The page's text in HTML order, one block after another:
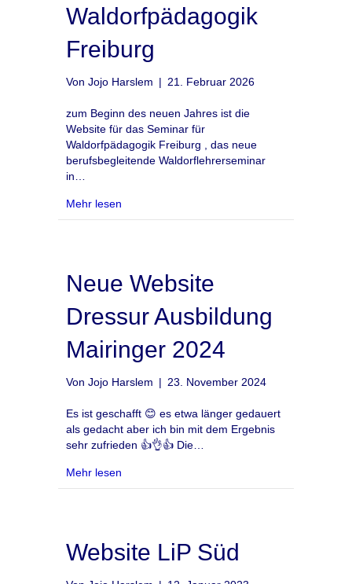
Waldorfpädagogik
Freiburg
Von Jojo Harslem | 21. Februar 2026
zum Beginn des neuen Jahres ist die
Website für das Seminar für
Waldorfpädagogik Freiburg , das neue
berufsbegleitende Waldorflehrerseminar
in…
Mehr lesen
Neue Website
Dressur Ausbildung
Mairinger 2024
Von Jojo Harslem | 23. November 2024
Es ist geschafft 😊 es etwa länger gedauert
als gedacht aber ich bin mit dem Ergebnis
sehr zufrieden 👍👌👍 Die…
Mehr lesen
Website LiP Süd